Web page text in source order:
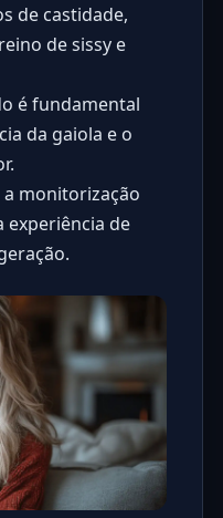
de castidade,
de sissy e
é fundamental
da gaiola e o
monitorização
experiência de